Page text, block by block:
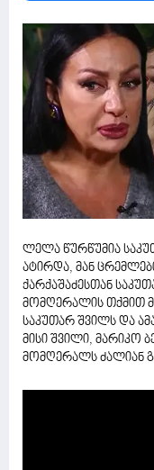
ლელა წურწუმია
ატირდა, მან
ქარქაშაძესთან
მომღერალის თქმით
საკუთარ შვილს და
მისი შვილი, მარიკო
მომღერალს ძალიან